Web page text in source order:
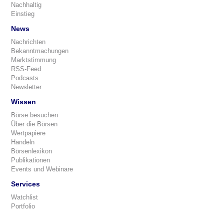
Nachhaltig
Einstieg
News
Nachrichten
Bekanntmachungen
Marktstimmung
RSS-Feed
Podcasts
Newsletter
Wissen
Börse besuchen
Über die Börsen
Wertpapiere
Handeln
Börsenlexikon
Publikationen
Events und Webinare
Services
Watchlist
Portfolio